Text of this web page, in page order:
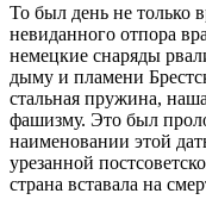
То был день не только
невиданного отпора
немецкие снаряды
дыму и пламени
стальная пружина,
фашизму. Это был
наименовании этой
урезанной
страна вставала на